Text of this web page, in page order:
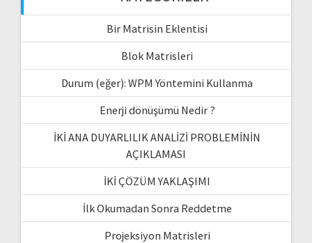
Bir Matrisin Eklentisi
Blok Matrisleri
Durum (eğer): WPM Yöntemini Kullanma
Enerji dönüşümü Nedir ?
İKİ ANA DUYARLILIK ANALİZİ PROBLEMİNİN
AÇIKLAMASI
İKİ ÇÖZÜM YAKLAŞIMI
İlk Okumadan Sonra Reddetme
Projeksiyon Matrisleri